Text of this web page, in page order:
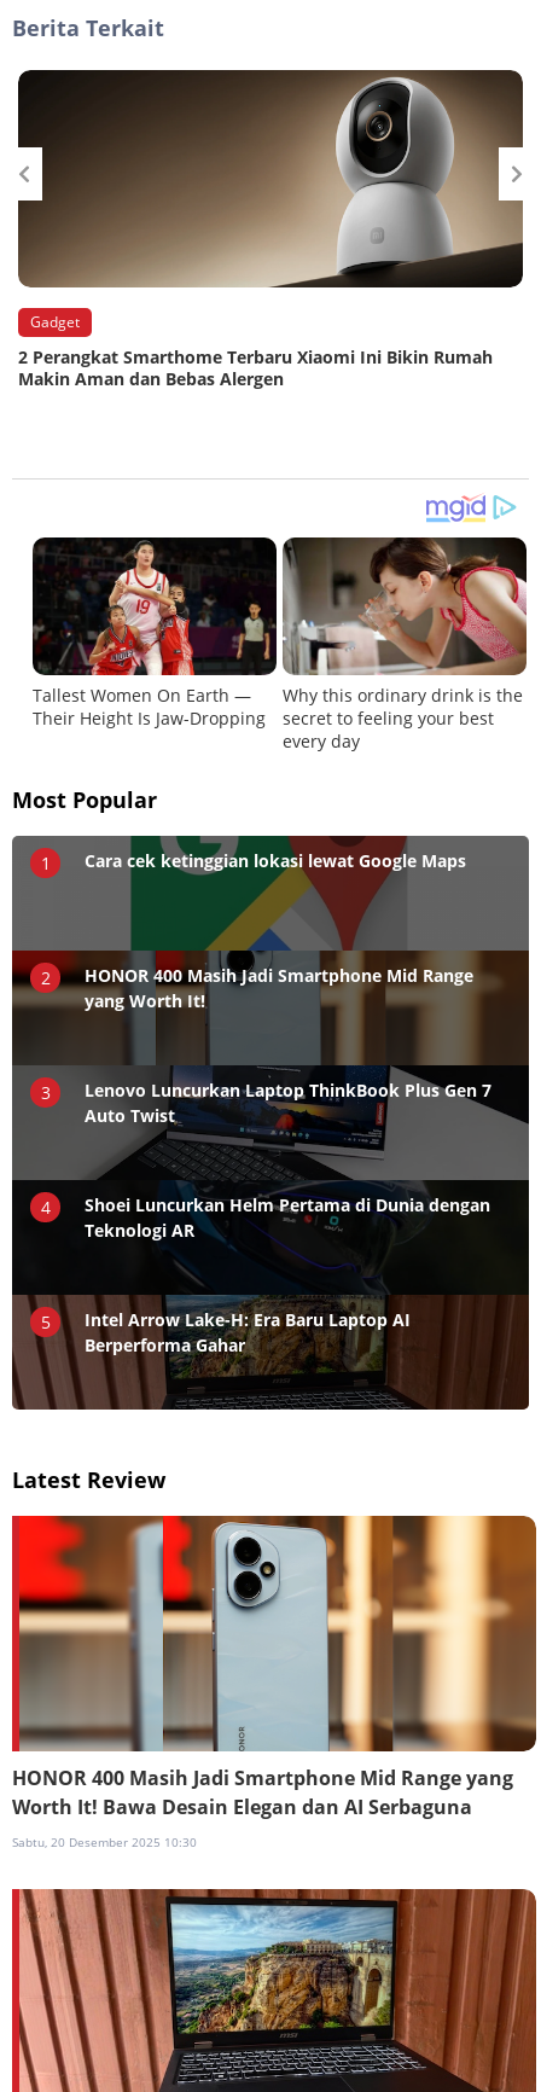
Berita Terkait
Gadget
2 Perangkat Smarthome Terbaru Xiaomi Ini Bikin Rumah
Makin Aman dan Bebas Alergen
Most Popular
1 Cara cek ketinggian lokasi lewat Google Maps
2
HONOR 400 Masih Jadi Smartphone Mid Range
yang Worth It!
3
Lenovo Luncurkan Laptop ThinkBook Plus Gen 7
Auto Twist
4
Shoei Luncurkan Helm Pertama di Dunia dengan
Teknologi AR
5
Intel Arrow Lake-H: Era Baru Laptop AI
Berperforma Gahar
Latest Review
HONOR 400 Masih Jadi Smartphone Mid Range yang
Worth It! Bawa Desain Elegan dan AI Serbaguna
Sabtu, 20 Desember 2025 10:30